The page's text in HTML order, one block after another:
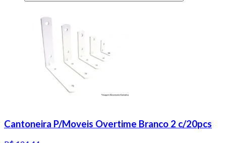
Cantoneira P/Moveis Overtime Branco 2 c/20pcs